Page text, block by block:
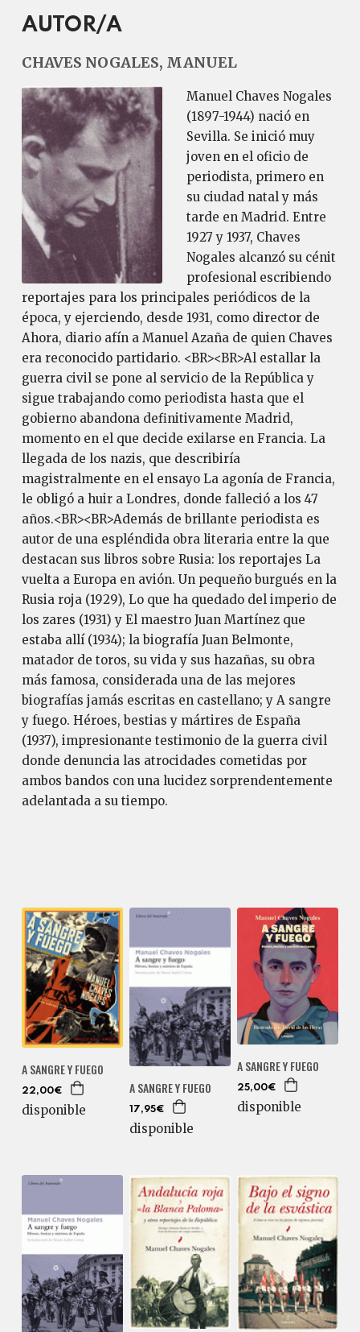
AUTOR/A
CHAVES NOGALES, MANUEL
Manuel Chaves Nogales
(1897-1944) nació en
Sevilla. Se inició muy
joven en el oficio de
periodista, primero en
su ciudad natal y más
tarde en Madrid. Entre
1927 y 1937, Chaves
Nogales alcanzó su cénit
profesional escribiendo
reportajes para los principales periódicos de la
época, y ejerciendo, desde 1931, como director de
Ahora, diario afín a Manuel Azaña de quien Chaves
era reconocido partidario. <BR><BR>Al estallar la
guerra civil se pone al servicio de la República y
sigue trabajando como periodista hasta que el
gobierno abandona definitivamente Madrid,
momento en el que decide exilarse en Francia. La
llegada de los nazis, que describiría
magistralmente en el ensayo La agonía de Francia,
le obligó a huir a Londres, donde falleció a los 47
años.<BR><BR>Además de brillante periodista es
autor de una espléndida obra literaria entre la que
destacan sus libros sobre Rusia: los reportajes La
vuelta a Europa en avión. Un pequeño burgués en la
Rusia roja (1929), Lo que ha quedado del imperio de
los zares (1931) y El maestro Juan Martínez que
estaba allí (1934); la biografía Juan Belmonte,
matador de toros, su vida y sus hazañas, su obra
más famosa, considerada una de las mejores
biografías jamás escritas en castellano; y A sangre
y fuego. Héroes, bestias y mártires de España
(1937), impresionante testimonio de la guerra civil
donde denuncia las atrocidades cometidas por
ambos bandos con una lucidez sorprendentemente
adelantada a su tiempo.
A SANGRE Y FUEGO
22,00€
disponible
A SANGRE Y FUEGO
17,95€
disponible
A SANGRE Y FUEGO
25,00€
disponible